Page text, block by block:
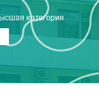
категория